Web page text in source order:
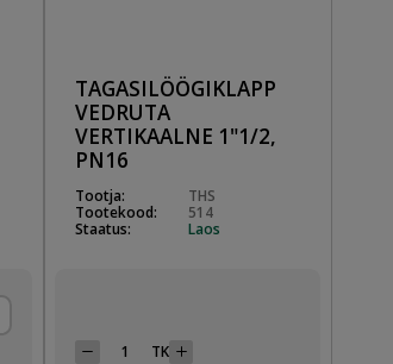
TAGASILÖÖGIKLAPP
VEDRUTA
VERTIKAALNE 1"1/2,
PN16
Tootja:
THS
Tootekood:
514
Staatus:
Laos
TK